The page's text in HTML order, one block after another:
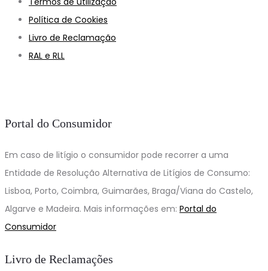
Política de Cookies
Livro de Reclamação
RAL e RLL
Portal do Consumidor
Em caso de litígio o consumidor pode recorrer a uma
Entidade de Resolução Alternativa de Litígios de Consumo:
Lisboa, Porto, Coimbra, Guimarães, Braga/Viana do Castelo,
Algarve e Madeira. Mais informações em: Portal do
Consumidor
Livro de Reclamações